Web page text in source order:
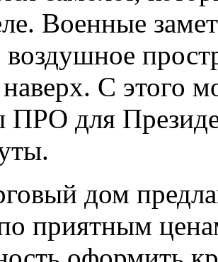
Военные
воздушное
С этого
ПРО для
дом
приятным